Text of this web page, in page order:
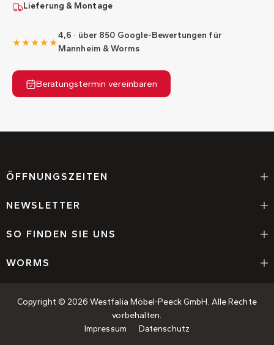
Lieferung & Montage
★★★★★
4,6 · über 850 Google-Bewertungen für
Mannheim & Worms
Beratungstermin vereinbaren
ÖFFNUNGSZEITEN
NEWSLETTER
SO FINDEN SIE UNS
WORMS
Copyright © 2026 Westfalia Möbel-Peeck GmbH. Alle Rechte
vorbehalten.
Impressum
Datenschutz